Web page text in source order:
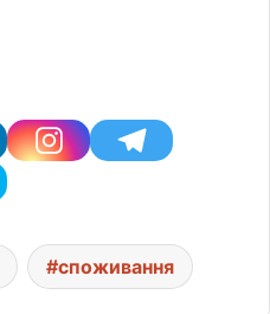
споживання